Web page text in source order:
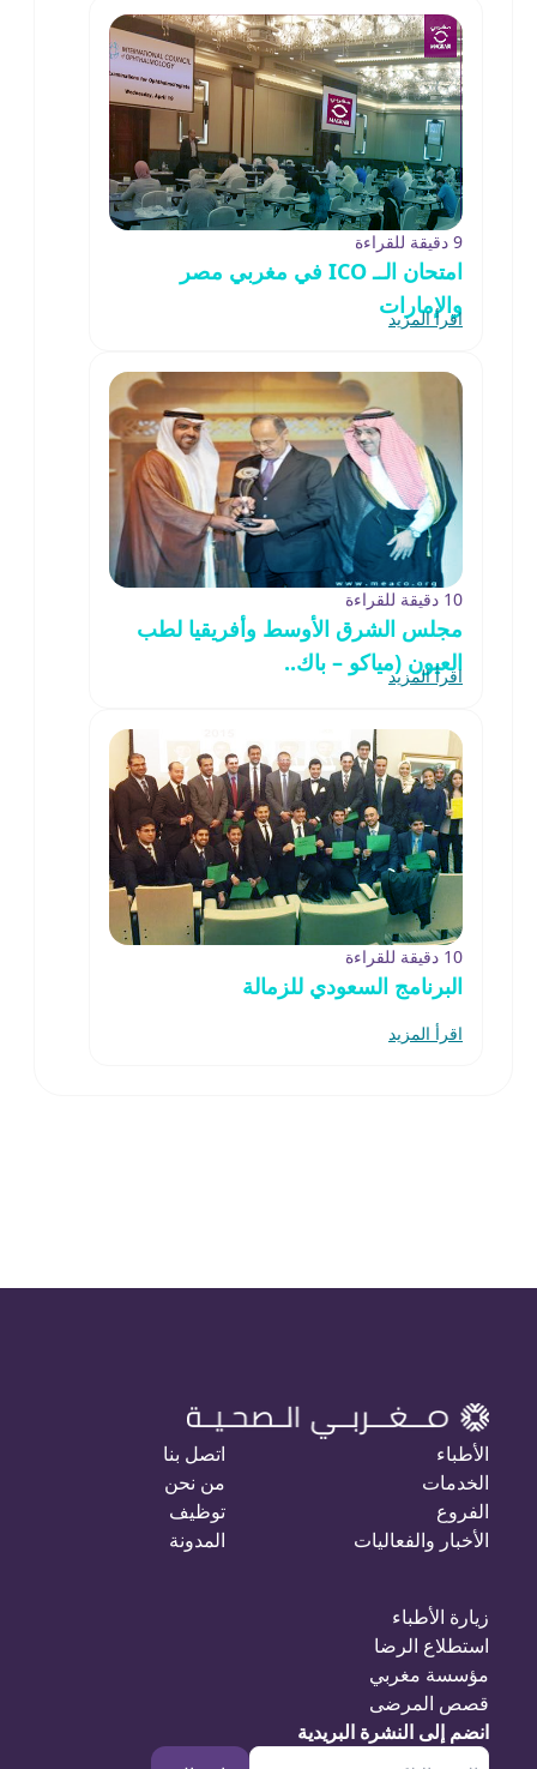
9 دقيقة للقراءة
امتحان الــ ICO في مغربي مصر
والإمارات
اقرأ المزيد
10 دقيقة للقراءة
مجلس الشرق الأوسط وأفريقيا لطب
العيون (مياكو – باك..
اقرأ المزيد
10 دقيقة للقراءة
البرنامج السعودي للزمالة
اقرأ المزيد
الأطباء
الخدمات
الفروع
الأخبار والفعاليات
اتصل بنا
من نحن
توظيف
المدونة
زيارة الأطباء
استطلاع الرضا
مؤسسة مغربي
قصص المرضى
انضم إلى النشرة البريدية